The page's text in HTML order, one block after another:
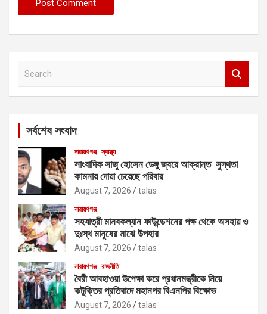
সর্বশেষ সংবাদ
নারায়ণগঞ্জ স্বাস্থ্য
সাংবাদিক সাজু হোসেন ডেঙ্গু জ্বরে আক্রান্ত সুস্থতা
কামনায় দোয়া চেয়েছে পরিবার
August 7, 2026 talas
নারায়ণগঞ্জ
সহযাত্রী মানবকল্যান ফাউন্ডেশনের পক্ষ থেকে অসহায় ও
দুঃস্থ মানুষের মাঝে উপহার
August 7, 2026 talas
নারায়ণগঞ্জ রাজনীতি
বৈরী আবহাওয়া উপেক্ষা করে প্রধানমন্ত্রীকে নিয়ে
কটূক্তির প্রতিবাদে মহানগর বিএনপির বিক্ষোভ
August 7, 2026 talas